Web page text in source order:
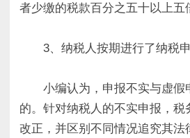
者少缴的税款百分之五十以上五
3、纳税人按期进行了纳税申
小编认为，申报不实与虚假
的。针对纳税人的不实申报，税
改正，并区别不同情况追究其法